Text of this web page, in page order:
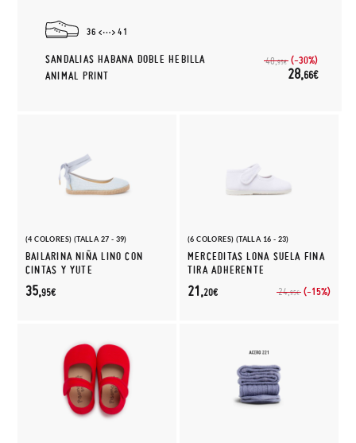
36 41
SANDALIAS HABANA DOBLE HEBILLA
ANIMAL PRINT
40,95€ (-30%)
28,66€
(4 COLORES) (TALLA 27 - 39)
BAILARINA NIÑA LINO CON
CINTAS Y YUTE
35,95€
(6 COLORES) (TALLA 16 - 23)
MERCEDITAS LONA SUELA FINA
TIRA ADHERENTE
24,95€ (-15%)
21,20€